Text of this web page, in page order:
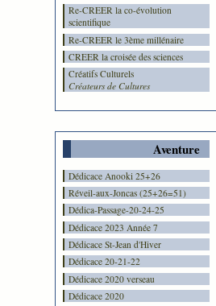
Re-CREER la co-évolution
scientifique
Re-CREER le 3ème millénaire
CREER la croisée des sciences
Créatifs Culturels
Créateurs de Cultures
Aventure
Dédicace Anooki 25+26
Réveil-aux-Joncas (25+26=51)
Dédica-Passage-20-24-25
Dédicace 2023 Année 7
Dédicace St-Jean d'Hiver
Dédicace 20-21-22
Dédicace 2020 verseau
Dédicace 2020